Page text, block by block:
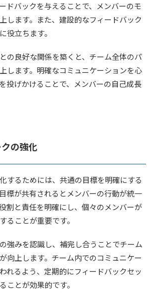
ドバックを与えることで、メンバーのモ
します。また、建設的なフィードバック
役立ちます。
の良好な関係を築くと、チーム全体のパ
します。明確なコミュニケーションを心
投げかけることで、メンバーの自己成長
の強化
するためには、共通の目標を明確にする
標が共有されるとメンバーの行動が統一
割と責任を明確にし、個々のメンバーが
ることが重要です。
強みを認識し、補完し合うことでチーム
向上します。チーム内でのコミュニケー
れるよう、定期的にフィードバックセッ
ことが効果的です。